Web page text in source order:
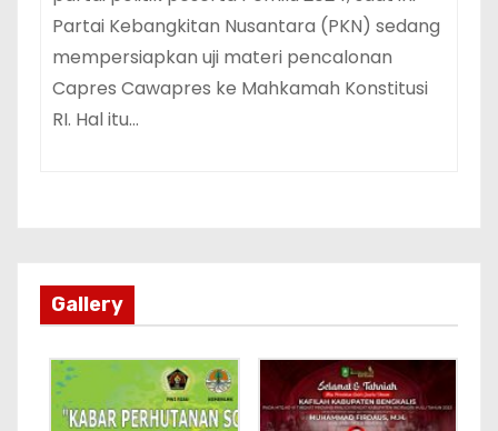
Partai Kebangkitan Nusantara (PKN) sedang
mempersiapkan uji materi pencalonan
Capres Cawapres ke Mahkamah Konstitusi
RI. Hal itu…
Gallery